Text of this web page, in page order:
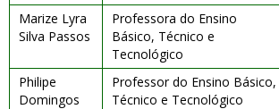
Marize Lyra
Silva Passos
Professora do Ensino
Básico, Técnico e
Tecnológico
Philipe
Domingos
Professor do Ensino Básico,
Técnico e Tecnológico